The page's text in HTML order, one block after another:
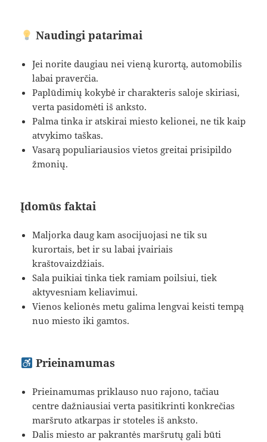
Naudingi patarimai
Jei norite daugiau nei vieną kurortą, automobilis
labai praverčia.
Paplūdimių kokybė ir charakteris saloje skiriasi,
verta pasidomėti iš anksto.
Palma tinka ir atskirai miesto kelionei, ne tik kaip
atvykimo taškas.
Vasarą populiariausios vietos greitai prisipildo
žmonių.
Įdomūs faktai
Maljorka daug kam asocijuojasi ne tik su
kurortais, bet ir su labai įvairiais
kraštovaizdžiais.
Sala puikiai tinka tiek ramiam poilsiui, tiek
aktyvesniam keliavimui.
Vienos kelionės metu galima lengvai keisti tempą
nuo miesto iki gamtos.
Prieinamumas
Prieinamumas priklauso nuo rajono, tačiau
centre dažniausiai verta pasitikrinti konkrečias
maršruto atkarpas ir stoteles iš anksto.
Dalis miesto ar pakrantės maršrutų gali būti